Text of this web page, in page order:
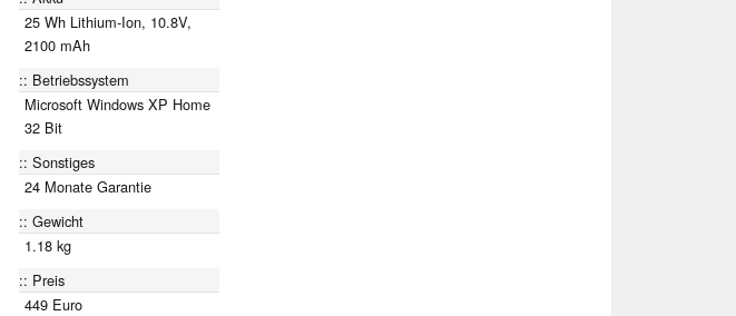
25 Wh Lithium-Ion, 10.8V,
2100 mAh
Betriebssystem
Microsoft Windows XP Home
32 Bit
Sonstiges
24 Monate Garantie
Gewicht
1.18 kg
Preis
449 Euro